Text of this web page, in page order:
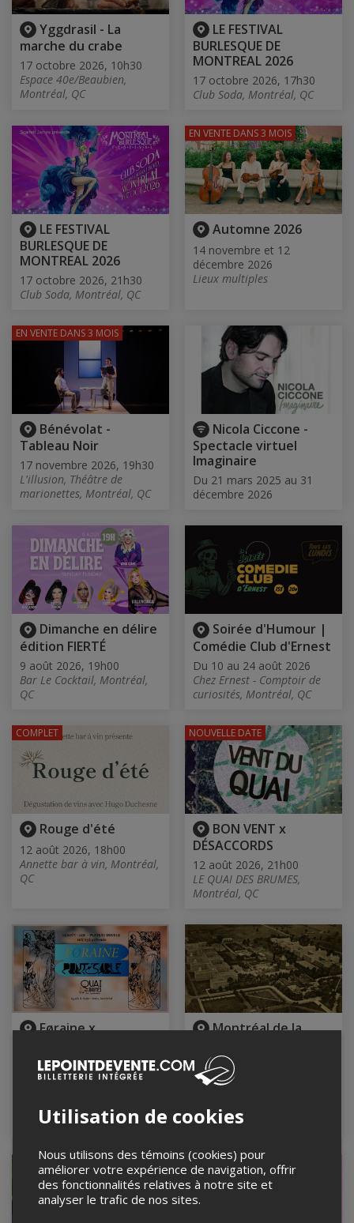
Yggdrasil - La
marche du crabe
17 octobre 2026, 10h30
Espace 40e/Beaubien,
Montréal, QC
LE FESTIVAL
BURLESQUE DE
MONTREAL 2026
17 octobre 2026, 17h30
Club Soda, Montréal, QC
LE FESTIVAL
BURLESQUE DE
MONTREAL 2026
17 octobre 2026, 21h30
Club Soda, Montréal, QC
Automne 2026
14 novembre et 12
décembre 2026
Lieux multiples
EN VENTE DANS 3 MOIS
Bénévolat -
Tableau Noir
17 novembre 2026, 19h30
L'illusion, Théâtre de
marionettes, Montréal, QC
EN VENTE DANS 3 MOIS
Nicola Ciccone -
Spectacle virtuel
Imaginaire
Du 21 mars 2025 au 31
décembre 2026
Dimanche en délire
édition FIERTÉ
9 août 2026, 19h00
Bar Le Cocktail, Montréal,
QC
Soirée d'Humour |
Comédie Club d'Ernest
Du 10 au 24 août 2026
Chez Ernest - Comptoir de
curiosités, Montréal, QC
Rouge d'été
12 août 2026, 18h00
Annette bar à vin, Montréal,
QC
COMPLET
BON VENT x
DÉSACCORDS
12 août 2026, 21h00
LE QUAI DES BRUMES,
Montréal, QC
NOUVELLE DATE
Føraine x
des Brumes
13 août 2026, 21h30
Montréal, QC
Montréal de la
droits en santé
mentale (balade à
pied)
15 août 2026, 10h00
CSN, Montréal, QC
Utilisation de cookies
Nous utilisons des témoins (cookies) pour
améliorer votre expérience de navigation, offrir
des fonctionnalités relatives à notre site et
analyser le trafic de nos sites.